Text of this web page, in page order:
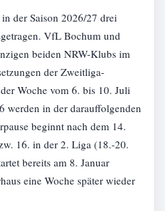
der Saison 2026/27 drei
VfL Bochum und
beiden NRW-Klubs im
der Zweitliga-
Woche vom 6. bis 10. Juli
werden in der darauffolgenden
beginnt nach dem 14.
16. in der 2. Liga (18.-20.
bereits am 8. Januar
eine Woche später wieder